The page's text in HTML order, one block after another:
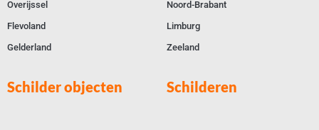
Overijssel
Flevoland
Gelderland
Noord-Brabant
Limburg
Zeeland
Schilder objecten Schilderen